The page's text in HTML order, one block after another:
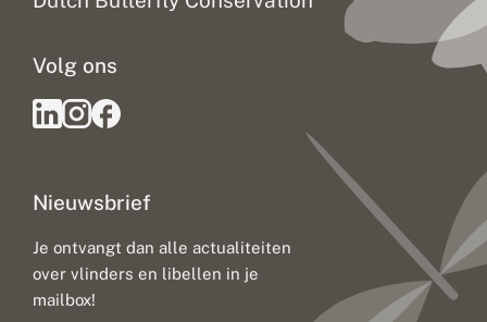
Nieuwsbrief
Je ontvangt dan alle actualiteiten
over vlinders en libellen in je
mailbox!
Volg ons